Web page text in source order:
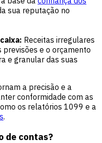
sua reputação no
Receitas irregulares
e o orçamento
e granular das suas
a precisão e a
conformidade com as
os relatórios 1099 e a
.
de contas?